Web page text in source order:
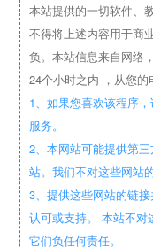
本站提供的一切软件、
不得将上述内容用于商
负。本站信息来自网络
24个小时之内 ，从您的
1、如果您喜欢该程序
服务。
2、本网站可能提供第
站。我们不对这些网站
3、提供这些网站的链
认可或支持。 本站不
它们负任何责任。